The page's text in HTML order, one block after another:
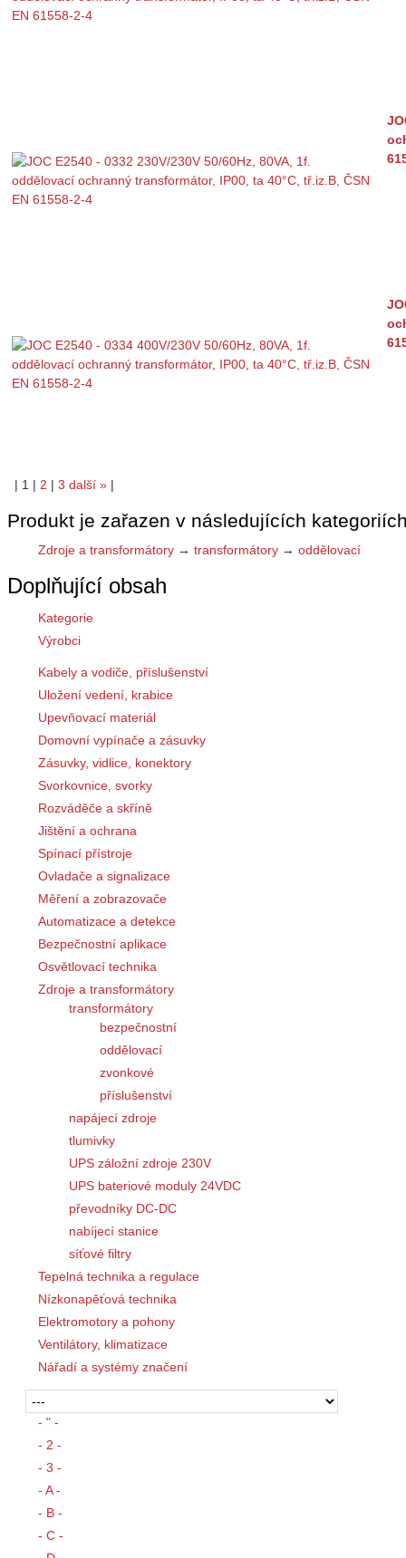
| 1 | 2 | 3 další » |
Produkt je zařazen v následujících
Zdroje a transformátory → transformátory → oddělovací
Doplňující obsah
Kategorie
Výrobci
Kabely a vodiče, příslušenství
Uložení vedení, krabice
Upevňovací materiál
Domovní vypínače a zásuvky
Zásuvky, vidlice, konektory
Svorkovnice, svorky
Rozváděče a skříně
Jištění a ochrana
Spínací přístroje
Ovladače a signalizace
Měření a zobrazovače
Automatizace a detekce
Bezpečnostní aplikace
Osvětlovací technika
Zdroje a transformátory
transformátory
bezpečnostní
oddělovací
zvonkové
příslušenství
napájecí zdroje
tlumivky
UPS záložní zdroje 230V
UPS bateriové moduly 24VDC
převodníky DC-DC
nabíjecí stanice
síťové filtry
Tepelná technika a regulace
Nízkonapěťová technika
Elektromotory a pohony
Ventilátory, klimatizace
Nářadí a systémy značení
- " -
- 2 -
- 3 -
- A -
- B -
- C -